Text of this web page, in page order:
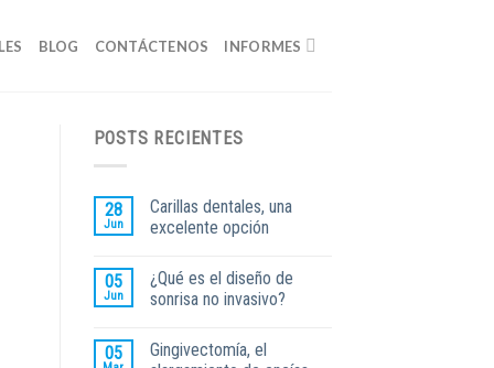
BLOG CONTÁCTENOS INFORMES
POSTS RECIENTES
28
Jun
Carillas dentales, una
excelente opción
05
Jun
¿Qué es el diseño de
sonrisa no invasivo?
05
Gingivectomía, el